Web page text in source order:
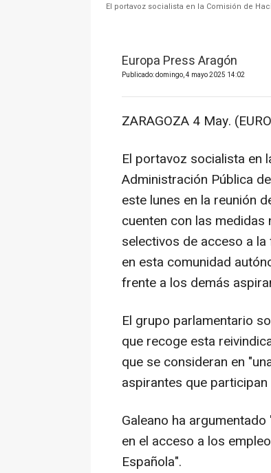
El portavoz socialista en la Comisión de
Europa Press Aragón
Publicado: domingo, 4 mayo 2025 14:02
ZARAGOZA 4 May.
El portavoz socialista en
Administración Pública
este lunes en la reunión
cuenten con las
selectivos de acceso a
en esta comunidad
frente a los demás
El grupo parlamentario
que recoge esta
que se consideran en
aspirantes que
Galeano ha
en el acceso a los
Española".